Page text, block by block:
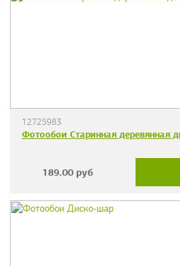
12725983
Фотообои Старинная деревянная
189.00 руб